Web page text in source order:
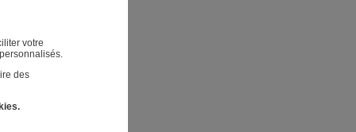
votre
des